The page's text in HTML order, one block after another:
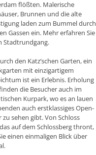
flößten. Malerische
Brunnen und die alte
laden zum Bummel durch
Gassen ein. Mehr erfahren Sie
Stadtrundgang.
den Katz’schen Garten, ein
mit einzigartigem
ist ein Erlebnis. Erholung
die Besucher auch im
Kurpark, wo es an lauen
auch erstklassiges Open-
zu sehen gibt. Von Schloss
auf dem Schlossberg thront,
einen einmaligen Blick über